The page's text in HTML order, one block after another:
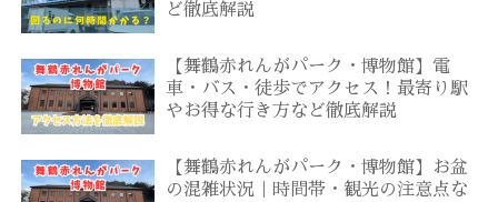
ど徹底解説
【舞鶴赤れんがパーク・博物館】電
車・バス・徒歩でアクセス！最寄り駅
やお得な行き方など徹底解説
【舞鶴赤れんがパーク・博物館】お盆
の混雑状況｜時間帯・観光の注意点な